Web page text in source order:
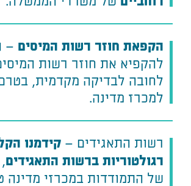
הקפאת חוזר רשות המיסים –
להקפיא את חוזר רשות
לחובה לבדיקה מקדמית,
למכרז מדינה.
רשות התאגידים – קידמנו
רגולטוריות ברשות התאגידים
של התמודדות במכרזי מדינה